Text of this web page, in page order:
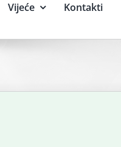
Vijeće Kontakti